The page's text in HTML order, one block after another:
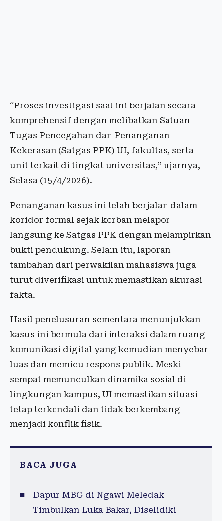
“Proses investigasi saat ini berjalan secara
komprehensif dengan melibatkan Satuan
Tugas Pencegahan dan Penanganan
Kekerasan (Satgas PPK) UI, fakultas, serta
unit terkait di tingkat universitas,” ujarnya,
Selasa (15/4/2026).
Penanganan kasus ini telah berjalan dalam
koridor formal sejak korban melapor
langsung ke Satgas PPK dengan melampirkan
bukti pendukung. Selain itu, laporan
tambahan dari perwakilan mahasiswa juga
turut diverifikasi untuk memastikan akurasi
fakta.
Hasil penelusuran sementara menunjukkan
kasus ini bermula dari interaksi dalam ruang
komunikasi digital yang kemudian menyebar
luas dan memicu respons publik. Meski
sempat memunculkan dinamika sosial di
lingkungan kampus, UI memastikan situasi
tetap terkendali dan tidak berkembang
menjadi konflik fisik.
BACA JUGA
Dapur MBG di Ngawi Meledak
Timbulkan Luka Bakar, Diselidiki